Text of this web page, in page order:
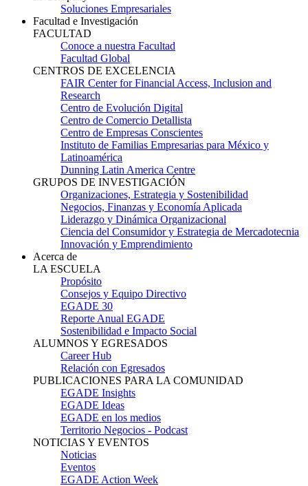
Soluciones Empresariales
Facultad e Investigación
FACULTAD
Conoce a nuestra Facultad
Facultad Global
CENTROS DE EXCELENCIA
FAIR Center for Financial Access, Inclusion and
Research
Centro de Evolución Digital
Centro de Comercio Detallista
Centro de Empresas Conscientes
Instituto de Familias Empresarias para México y
Latinoamérica
Dunning Latin America Centre
GRUPOS DE INVESTIGACIÓN
Organizaciones, Estrategia y Sostenibilidad
Negocios, Finanzas y Economía Aplicada
Liderazgo y Dinámica Organizacional
Ciencia del Consumidor y Estrategia de Mercadotecnia
Innovación y Emprendimiento
Acerca de
LA ESCUELA
Propósito
Consejos y Equipo Directivo
EGADE 30
Reporte Anual EGADE
Sostenibilidad e Impacto Social
ALUMNOS Y EGRESADOS
Career Hub
Relación con Egresados
PUBLICACIONES PARA LA COMUNIDAD
EGADE Insights
EGADE Ideas
EGADE en los medios
Territorio Negocios - Podcast
NOTICIAS Y EVENTOS
Noticias
Eventos
EGADE Action Week